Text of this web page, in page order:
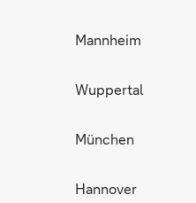
Mannheim
Wuppertal
München
Hannover